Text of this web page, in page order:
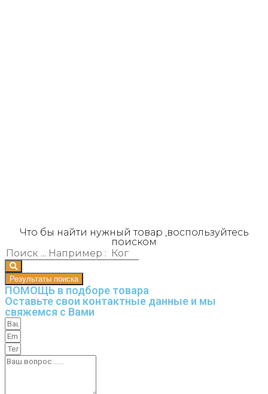
Что бы найти нужный товар ,воспользуйтесь
поиском
Результаты поиска
ПОМОЩЬ в подборе товара
Оставьте свои контактные данные и мы
свяжемся с Вами